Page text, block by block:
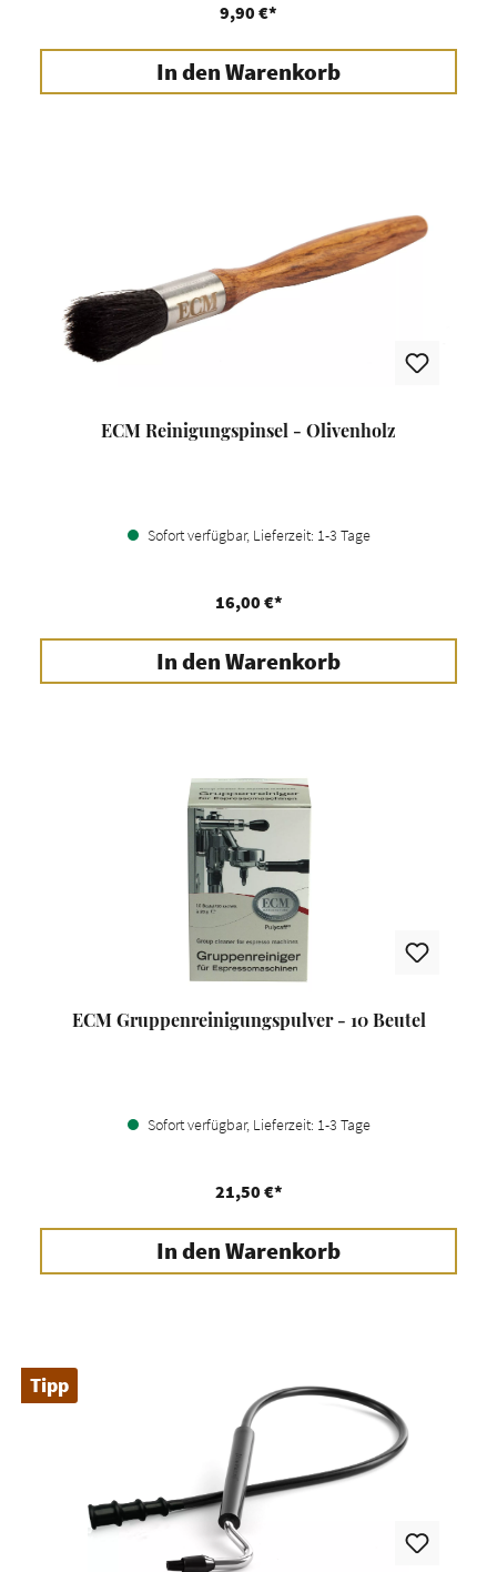
9,90 €*
In den Warenkorb
ECM Reinigungspinsel - Olivenholz
Sofort verfügbar, Lieferzeit: 1-3 Tage
16,00 €*
In den Warenkorb
ECM Gruppenreinigungspulver - 10 Beutel
Sofort verfügbar, Lieferzeit: 1-3 Tage
21,50 €*
In den Warenkorb
Tipp